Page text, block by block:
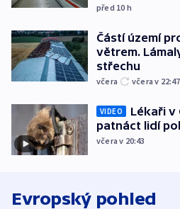
před 10 h
Částí území
větrem.
střechu
včera včera v 22:47
VIDEO
Lékaři v
patnáct lidí
včera v 20:43
Evropský pohled